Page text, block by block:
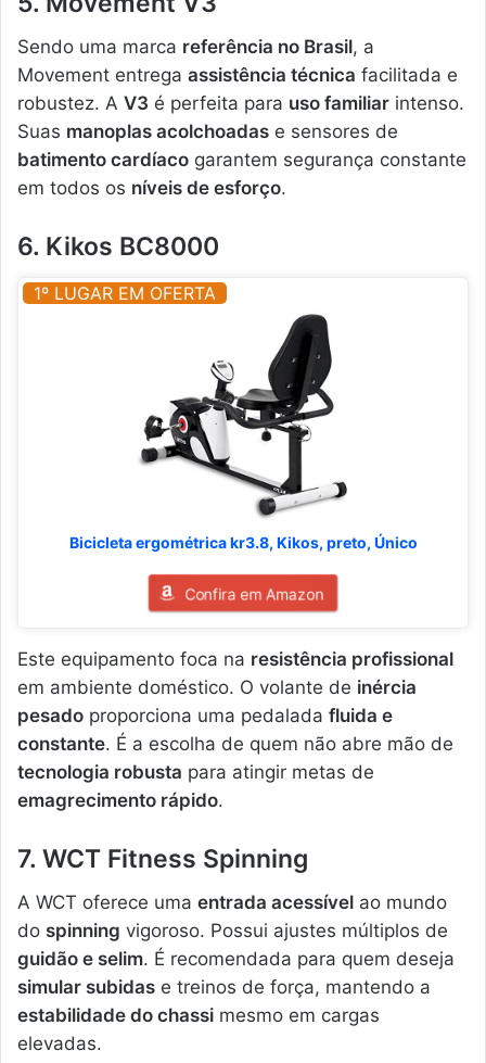
Sendo uma marca referência no Brasil, a
Movement entrega assistência técnica facilitada e
robustez. A V3 é perfeita para uso familiar intenso.
Suas manoplas acolchoadas e sensores de
batimento cardíaco garantem segurança constante
em todos os níveis de esforço.
6. Kikos BC8000
1º LUGAR EM OFERTA
Bicicleta ergométrica kr3.8, Kikos, preto, Único
Confira em Amazon
Este equipamento foca na resistência profissional
em ambiente doméstico. O volante de inércia
pesado proporciona uma pedalada fluida e
constante. É a escolha de quem não abre mão de
tecnologia robusta para atingir metas de
emagrecimento rápido.
7. WCT Fitness Spinning
A WCT oferece uma entrada acessível ao mundo
do spinning vigoroso. Possui ajustes múltiplos de
guidão e selim. É recomendada para quem deseja
simular subidas e treinos de força, mantendo a
estabilidade do chassi mesmo em cargas
elevadas.